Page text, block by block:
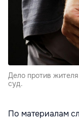
Дело против
суд.
По материалам